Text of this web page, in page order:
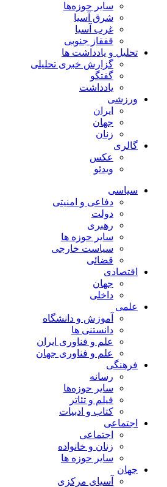
سایر حوزه‌ها
شرق آسیا
غرب آسیا
قفقاز جنوبی
تحلیل و یادداشت ها
گزارش خبری تحلیلی
گفتگو
یادداشت
ورزشی
ایران
جهان
زنان
گالری
عکس
ویدئو
سیاسی
دفاعی و امنیتی
دولت
رهبری
سایر حوزه ها
سیاست خارجی
قضائی
اقتصادی
جهان
داخلی
علمی
آموزش و دانشگاه
دانستنی ها
علم و فناوری ایران
علم و فناوری جهان
فرهنگی
رسانه
سایر حوزه‌ها
فیلم و تئاتر
کتاب و ادبیات
اجتماعی
اجتماعی
زنان و خانواده
سایر حوزه ها
جهان
آسیای مرکزی